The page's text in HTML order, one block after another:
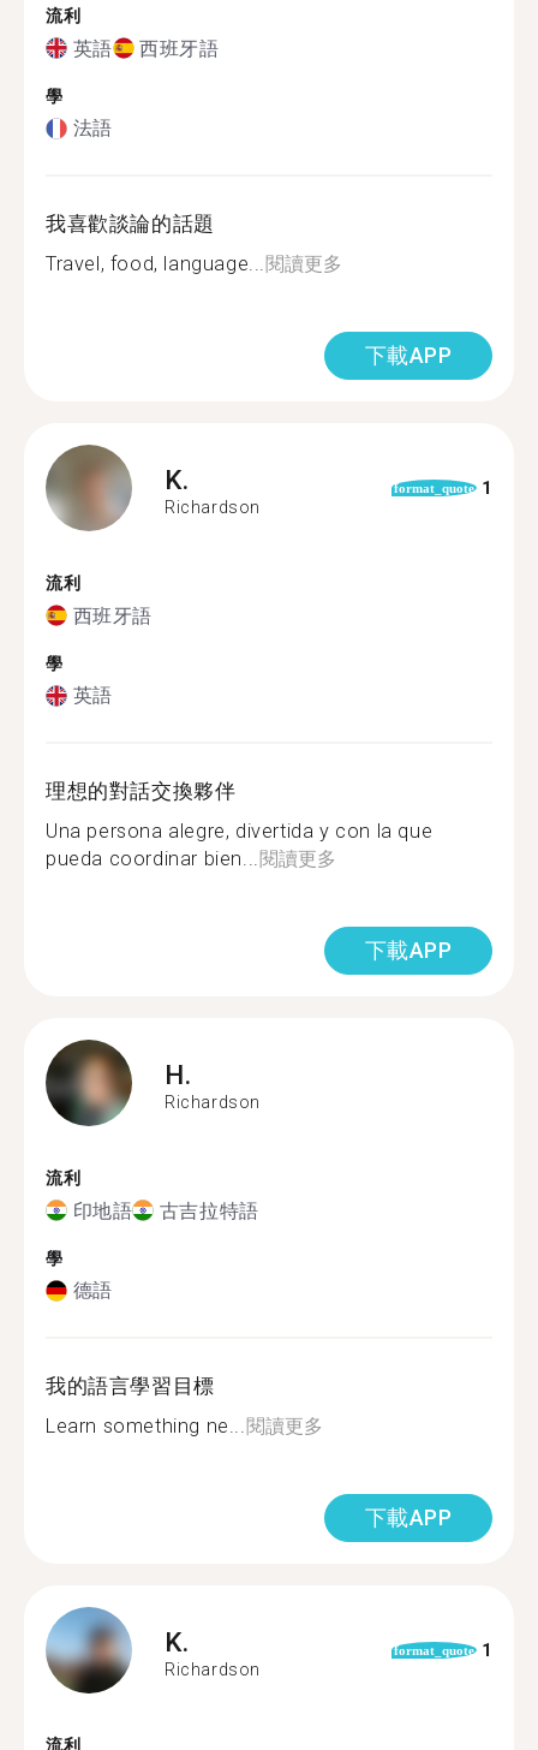
流利
英語 西班牙語
學
法語
我喜歡談論的話題
Travel, food, language...閱讀更多
下載APP
K.
Richardson
format_quote 1
流利
西班牙語
學
英語
理想的對話交換夥伴
Una persona alegre, divertida y con la que
pueda coordinar bien...閱讀更多
下載APP
H.
Richardson
流利
印地語 古吉拉特語
學
德語
我的語言學習目標
Learn something ne...閱讀更多
下載APP
K.
Richardson
format_quote 1
流利